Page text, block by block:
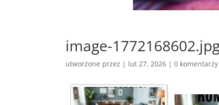
image-
utworzone przez | lut 27, 2026 |0 komentarzy